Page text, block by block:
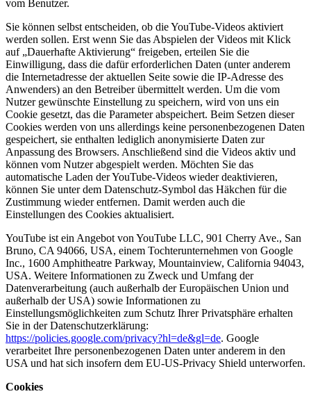
vom Benutzer.
Sie können selbst entscheiden, ob die YouTube-Videos aktiviert
werden sollen. Erst wenn Sie das Abspielen der Videos mit Klick
auf „Dauerhafte Aktivierung“ freigeben, erteilen Sie die
Einwilligung, dass die dafür erforderlichen Daten (unter anderem
die Internetadresse der aktuellen Seite sowie die IP-Adresse des
Anwenders) an den Betreiber übermittelt werden. Um die vom
Nutzer gewünschte Einstellung zu speichern, wird von uns ein
Cookie gesetzt, das die Parameter abspeichert. Beim Setzen dieser
Cookies werden von uns allerdings keine personenbezogenen Daten
gespeichert, sie enthalten lediglich anonymisierte Daten zur
Anpassung des Browsers. Anschließend sind die Videos aktiv und
können vom Nutzer abgespielt werden. Möchten Sie das
automatische Laden der YouTube-Videos wieder deaktivieren,
können Sie unter dem Datenschutz-Symbol das Häkchen für die
Zustimmung wieder entfernen. Damit werden auch die
Einstellungen des Cookies aktualisiert.
YouTube ist ein Angebot von YouTube LLC, 901 Cherry Ave., San
Bruno, CA 94066, USA, einem Tochterunternehmen von Google
Inc., 1600 Amphitheatre Parkway, Mountainview, California 94043,
USA. Weitere Informationen zu Zweck und Umfang der
Datenverarbeitung (auch außerhalb der Europäischen Union und
außerhalb der USA) sowie Informationen zu
Einstellungsmöglichkeiten zum Schutz Ihrer Privatsphäre erhalten
Sie in der Datenschutzerklärung:
https://policies.google.com/privacy?hl=de&gl=de. Google
verarbeitet Ihre personenbezogenen Daten unter anderem in den
USA und hat sich insofern dem EU-US-Privacy Shield unterworfen.
Cookies